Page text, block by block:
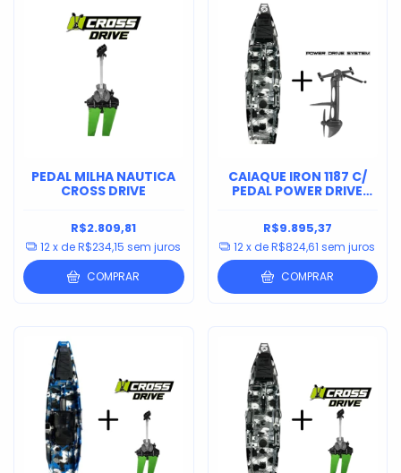
PEDAL MILHA NAUTICA
CROSS DRIVE
R$2.809,81
12x deR$234,15 sem juros
COMPRAR
CAIAQUE IRON 1187 C/
PEDAL POWER DRIVE
R$9.895,37
12x deR$824,61 sem juros
COMPRAR